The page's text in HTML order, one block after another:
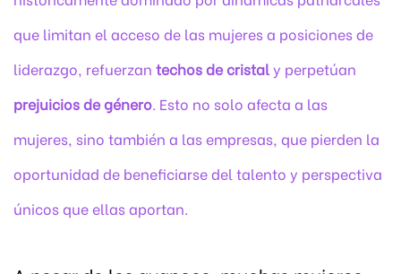
que limitan el acceso de las mujeres a posiciones de
liderazgo, refuerzan techos de cristaly perpetúan
prejuicios de género. Esto no solo afecta a las
mujeres, sino también a las empresas, que pierden la
oportunidad de beneficiarse del talento y perspectiva
únicos que ellas aportan.